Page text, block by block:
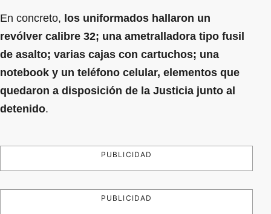
En concreto, los uniformados hallaron un
revólver calibre 32; una ametralladora tipo fusil
de asalto; varias cajas con cartuchos; una
notebook y un teléfono celular, elementos que
quedaron a disposición de la Justicia junto al
detenido.
PUBLICIDAD
PUBLICIDAD